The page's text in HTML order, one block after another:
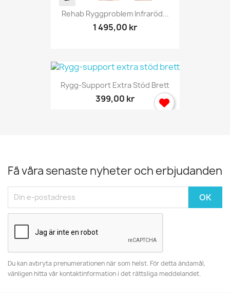
Rehab Ryggproblem Infraröd...
1 495,00 kr
Rygg-Support Extra Stöd Brett
399,00 kr
Få våra senaste nyheter och erbjudanden
Du kan avbryta prenumerationen när som helst. För detta ändamål,
vänligen hitta vår kontaktinformation i det rättsliga meddelandet.